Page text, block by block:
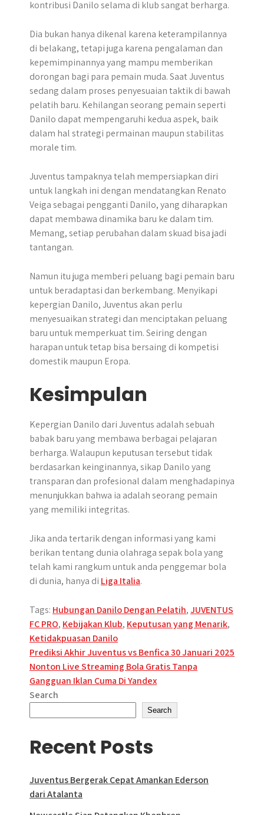
kontribusi Danilo selama di klub sangat berharga.
Dia bukan hanya dikenal karena keterampilannya
di belakang, tetapi juga karena pengalaman dan
kepemimpinannya yang mampu memberikan
dorongan bagi para pemain muda. Saat Juventus
sedang dalam proses penyesuaian taktik di bawah
pelatih baru. Kehilangan seorang pemain seperti
Danilo dapat mempengaruhi kedua aspek, baik
dalam hal strategi permainan maupun stabilitas
morale tim.
Juventus tampaknya telah mempersiapkan diri
untuk langkah ini dengan mendatangkan Renato
Veiga sebagai pengganti Danilo, yang diharapkan
dapat membawa dinamika baru ke dalam tim.
Memang, setiap perubahan dalam skuad bisa jadi
tantangan.
Namun itu juga memberi peluang bagi pemain baru
untuk beradaptasi dan berkembang. Menyikapi
kepergian Danilo, Juventus akan perlu
menyesuaikan strategi dan menciptakan peluang
baru untuk memperkuat tim. Seiring dengan
harapan untuk tetap bisa bersaing di kompetisi
domestik maupun Eropa.
Kesimpulan
Kepergian Danilo dari Juventus adalah sebuah
babak baru yang membawa berbagai pelajaran
berharga. Walaupun keputusan tersebut tidak
berdasarkan keinginannya, sikap Danilo yang
transparan dan profesional dalam menghadapinya
menunjukkan bahwa ia adalah seorang pemain
yang memiliki integritas.
Jika anda tertarik dengan informasi yang kami
berikan tentang dunia olahraga sepak bola yang
telah kami rangkum untuk anda penggemar bola
di dunia, hanya di Liga Italia.
Tags: Hubungan Danilo Dengan Pelatih,JUVENTUS
FC PRO, Kebijakan Klub, Keputusan yang Menarik,
Ketidakpuasan Danilo
Post
navigation
Prediksi Akhir Juventus vs Benfica 30 Januari 2025
Nonton Live Streaming Bola Gratis Tanpa
Gangguan Iklan Cuma Di Yandex
Search
Search
Recent Posts
Juventus Bergerak Cepat Amankan Ederson
dari Atalanta